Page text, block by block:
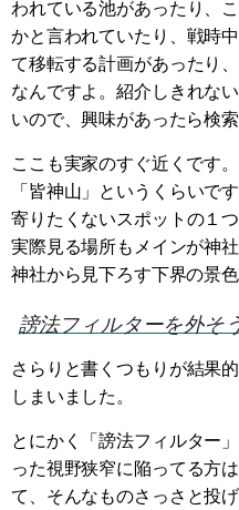
われている池があったり、
かと言われていたり、戦時
て移転する計画があったり
なんですよ。紹介しきれな
いので、興味があったら検
ここも実家のすぐ近くです。
「皆神山」というくらいで
寄りたくないスポットの１
実際見る場所もメインが神社
神社から見下ろす下界の景
謗法フィルターを外そ
さらりと書くつもりが結果
しまいました。
とにかく「謗法フィルター
った視野狭窄に陥ってる方
て、そんなものさっさと投